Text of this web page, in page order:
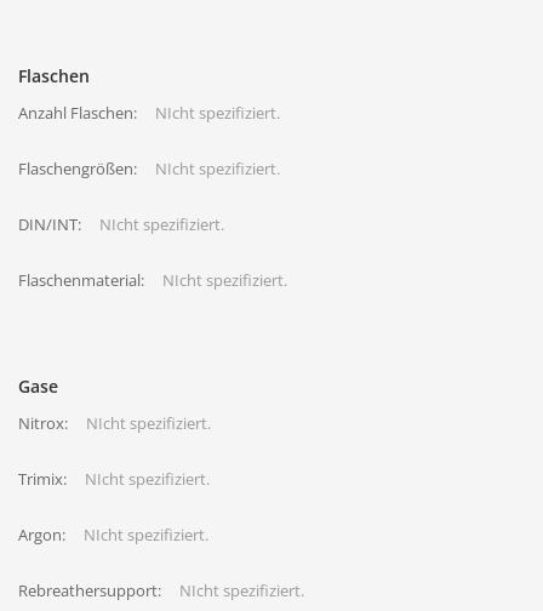
Flaschen
Anzahl Flaschen: NIcht spezifiziert.
Flaschengrößen: NIcht spezifiziert.
DIN/INT: NIcht spezifiziert.
Flaschenmaterial: NIcht spezifiziert.
Gase
Nitrox: NIcht spezifiziert.
Trimix: NIcht spezifiziert.
Argon: NIcht spezifiziert.
Rebreathersupport: NIcht spezifiziert.